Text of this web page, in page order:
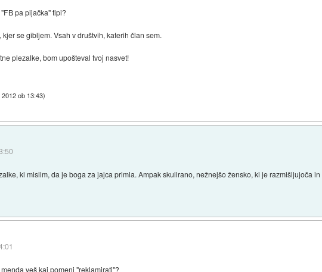
pa pijačka" tipi?
se gibljem. Vsah v društvih, katerih član sem.
plezalke, bom upošteval tvoj nasvet!
2012 ob 13:43)
ki mislim, da je boga za jajca primla. Ampak skulirano, nežnejšo žensko, ki je razmišljujoča
veš kaj pomeni "reklamirati"?